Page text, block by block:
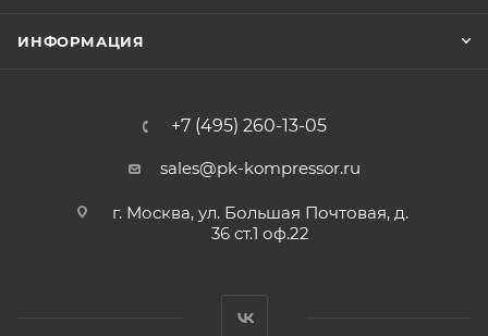
ИНФОРМАЦИЯ
+7 (495) 260-13-05
sales@pk-kompressor.ru
г. Москва, ул. Большая Почтовая, д.
36 ст.1 оф.22